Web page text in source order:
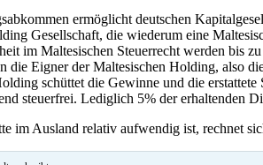
ermöglicht deutschen
Gesellschaft, die wiederum eine
im Maltesischen Steuerrecht werden bis
die Eigner der Maltesischen Holding, also
schüttet die Gewinne und die
steuerfrei. Lediglich 5% der erhaltenden
im Ausland relativ aufwendig ist, rechnet